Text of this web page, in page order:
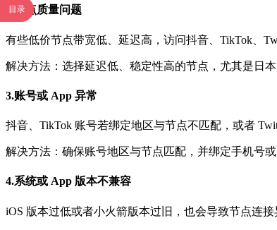
目录
2.节点质量问题
有些低价节点带宽低、延迟高，访问抖音、TikTok、
解决方法：选择延迟低、稳定性高的节点，尤其是日
3.账号或 App 异常
抖音、TikTok 账号若绑定地区与节点不匹配，或者
解决方法：确保账号地区与节点匹配，并绑定手机号或
4.系统或 App 版本不兼容
iOS 版本过低或者小火箭版本过旧，也会导致节点连接